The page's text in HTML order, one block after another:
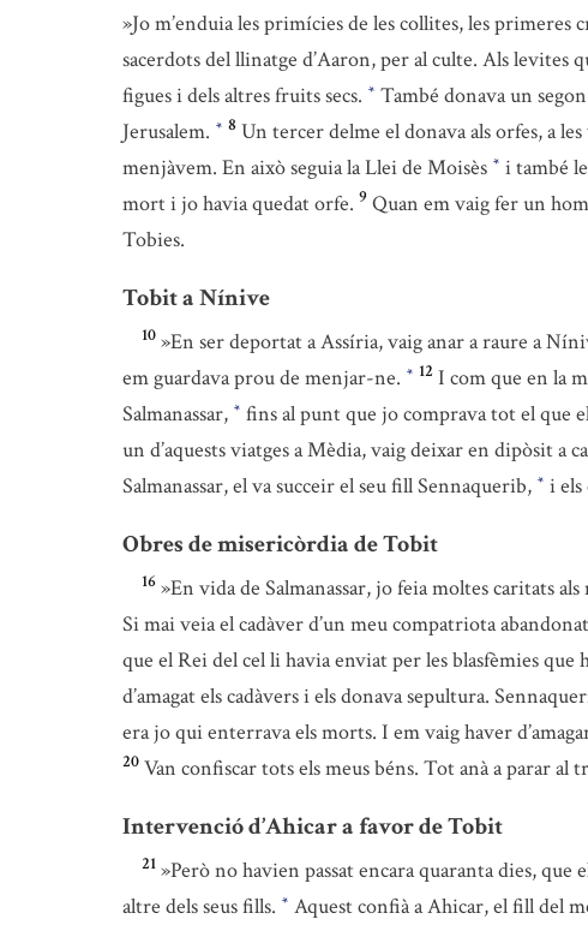
»Jo m’enduia les primícies de les collites, les primeres
sacerdots del llinatge d’Aaron, per al culte. Als levites
figues i dels altres fruits secs. * També donava un
Jerusalem. * 8 Un tercer delme el donava als orfes, a
menjàvem. En això seguia la Llei de Moisès * i també
mort i jo havia quedat orfe. 9 Quan em vaig fer un
Tobies.
Tobit a Nínive
10 »En ser deportat a Assíria, vaig anar a raure a
em guardava prou de menjar-ne. * 12 I com que en la
Salmanassar, * fins al punt que jo comprava tot el que
un d’aquests viatges a Mèdia, vaig deixar en dipòsit a
Salmanassar, el va succeir el seu fill Sennaquerib, * i
Obres de misericòrdia de Tobit
16 »En vida de Salmanassar, jo feia moltes caritats
Si mai veia el cadàver d’un meu compatriota
que el Rei del cel li havia enviat per les blasfèmies
d’amagat els cadàvers i els donava sepultura.
era jo qui enterrava els morts. I em vaig haver
20 Van confiscar tots els meus béns. Tot anà a parar
Intervenció d’Ahicar a favor de Tobit
21 »Però no havien passat encara quaranta dies, que
altre dels seus fills. * Aquest confià a Ahicar, el fill del